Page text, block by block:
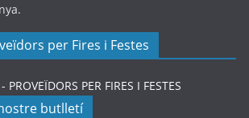
per Fires i Festes
butlletí